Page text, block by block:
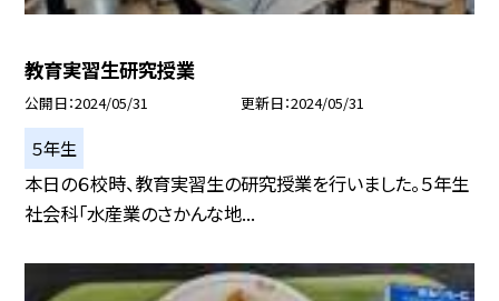
教育実習生研究授業
公開日 2024/05/31 更新日 2024/05/31
５年生
本日の６校時、教育実習生の研究授業を行いました。５年生
社会科「水産業のさかんな地...